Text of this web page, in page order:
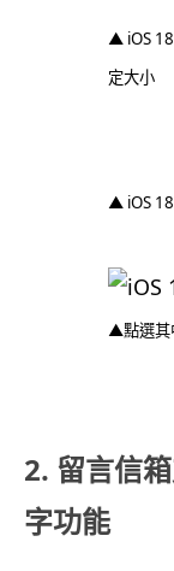
▲ iOS
定大小
▲ iOS
▲點選其
2. 留言信
字功能